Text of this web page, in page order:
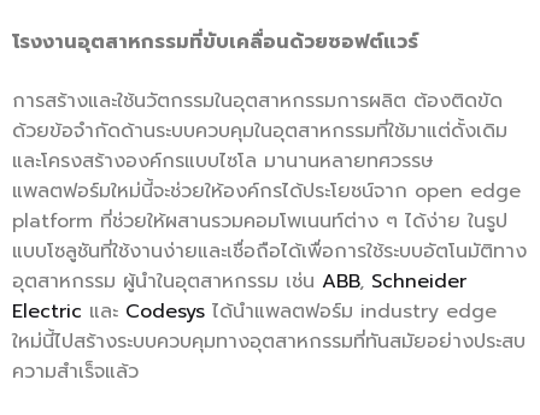
โรงงานอุตสาหกรรมที่ขับเคลื่อนด้วยซอฟต์แวร์
การสร้างและใช้นวัตกรรมในอุตสาหกรรมการผลิต ต้องติดขัด
ด้วยข้อจำกัดด้านระบบควบคุมในอุตสาหกรรมที่ใช้มาแต่ดั้งเดิม
และโครงสร้างองค์กรแบบไซโล มานานหลายทศวรรษ
แพลตฟอร์มใหม่นี้จะช่วยให้องค์กรได้ประโยชน์จาก open edge
platform ที่ช่วยให้ผสานรวมคอมโพเนนท์ต่าง ๆ ได้ง่าย ในรูป
แบบโซลูชันที่ใช้งานง่ายและเชื่อถือได้เพื่อการใช้ระบบอัตโนมัติทาง
อุตสาหกรรม ผู้นำในอุตสาหกรรม เช่น ABB, Schneider
Electric และ Codesys ได้นำแพลตฟอร์ม industry edge
ใหม่นี้ไปสร้างระบบควบคุมทางอุตสาหกรรมที่ทันสมัยอย่างประสบ
ความสำเร็จแล้ว